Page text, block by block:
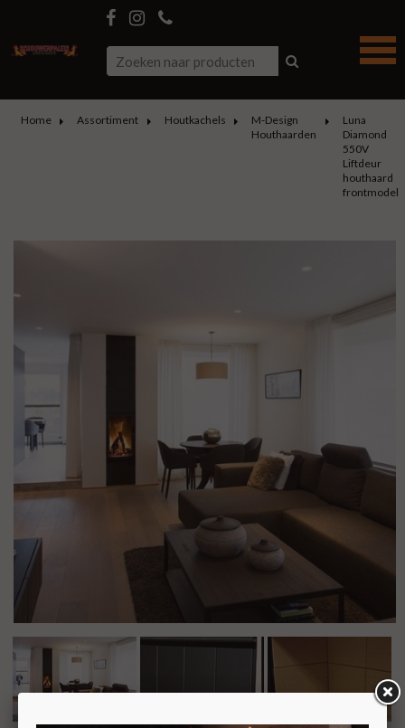
Home Assortiment Houtkachels
M-Design
Houthaarden
Luna
Diamond
550V
Liftdeur
houthaard
frontmodel